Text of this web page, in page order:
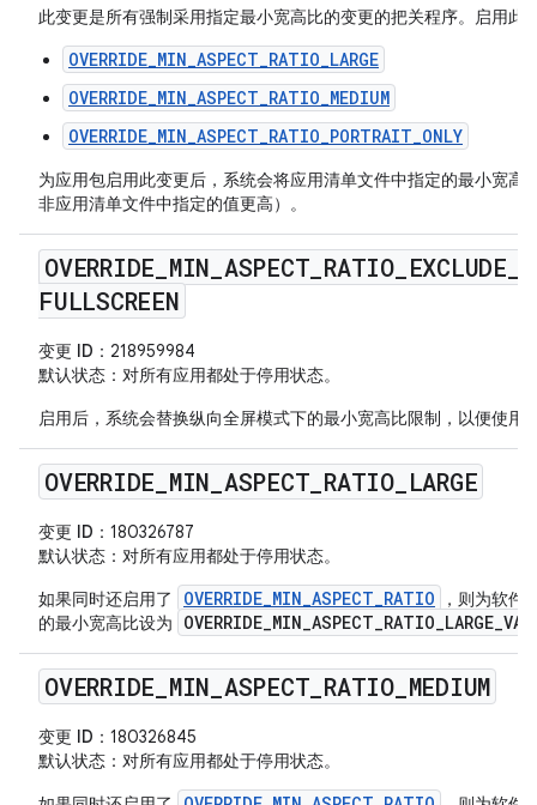
此变更是所有强制采用指定最小宽高比的变更的把关程序。启用此
OVERRIDE_MIN_ASPECT_RATIO_LARGE
OVERRIDE_MIN_ASPECT_RATIO_MEDIUM
OVERRIDE_MIN_ASPECT_RATIO_PORTRAIT_ONLY
为应用包启用此变更后，系统会将应用清单文件中指定的最小宽高
非应用清单文件中指定的值更高）。
OVERRIDE MIN ASPECT RATIO_ EXCLUDE
FULLSCREEN
变更 ID ：218959984
默认状态 ：对所有应用都处于停用状态。
启用后，系统会替换纵向全屏模式下的最小宽高比限制，以便使用
OVERRIDE MIN ASPECT RATIO_ LARGE
变更 ID ：180326787
默认状态 ：对所有应用都处于停用状态。
如果同时还启用了
OVERRIDE_MIN_ASPECT_RATIO
，则为软
的最小宽高比设为
OVERRIDE MIN ASPECT RATIO_ MEDIUM
变更 ID ：180326845
默认状态 ：对所有应用都处于停用状态。